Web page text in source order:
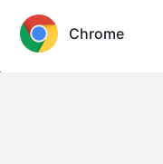
21
讨论欧盟、能源和经济问题，
作者计划#零基础看懂全球 #武
狠心婆婆毒害怀孕儿媳，结
Chrome